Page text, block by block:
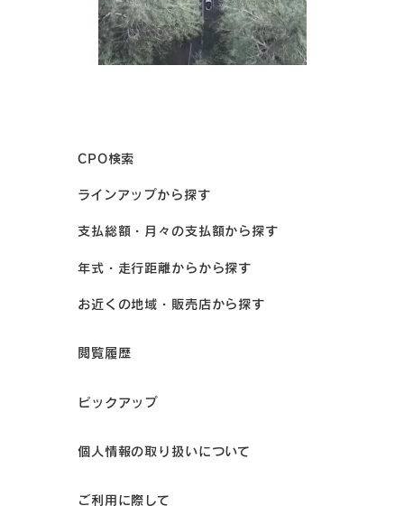
CPO検索
ラインアップから探す
支払総額・月々の支払額から探す
年式・走行距離からから探す
お近くの地域・販売店から探す
閲覧履歴
ピックアップ
個人情報の取り扱いについて
ご利用に際して